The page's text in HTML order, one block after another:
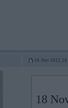
18. Nov 2012,
18